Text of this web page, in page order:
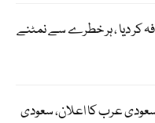
کر دیا ، ہر خطرے سے نمٹنے
عرب کا اعلان، سعودی